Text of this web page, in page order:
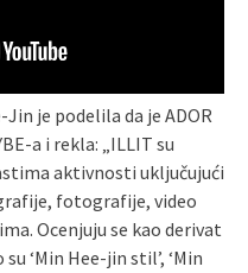
je podelila da je ADOR
a i rekla: „ILLIT su
aktivnosti uključujući
fotografije, video
Ocenjuju se kao derivat
‘Min Hee-jin stil’, ‘Min